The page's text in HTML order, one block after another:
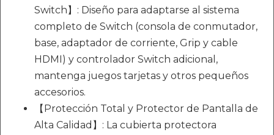
Switch】: Diseño para adaptarse al sistema
completo de Switch (consola de conmutador,
base, adaptador de corriente, Grip y cable
HDMI) y controlador Switch adicional,
mantenga juegos tarjetas y otros pequeños
accesorios.
【Protección Total y Protector de Pantalla de
Alta Calidad】: La cubierta protectora